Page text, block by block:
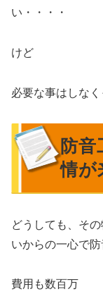
い・・・・
けど
必要な事はしなく
防
情が
どうしても、そ
いからの一心で
費用も数百万